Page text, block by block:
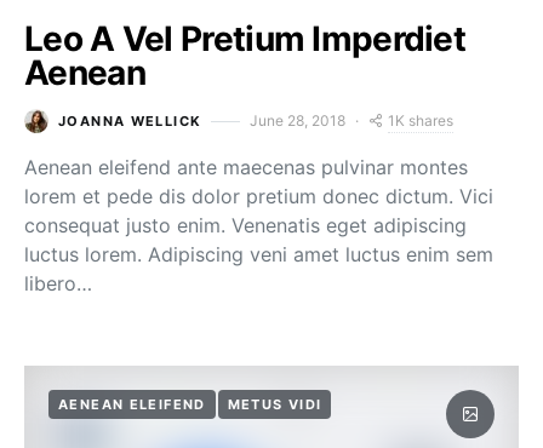
Leo A Vel Pretium Imperdiet
Aenean
JOANNA WELLICK June 28, 2018 1K shares
Aenean eleifend ante maecenas pulvinar montes
lorem et pede dis dolor pretium donec dictum. Vici
consequat justo enim. Venenatis eget adipiscing
luctus lorem. Adipiscing veni amet luctus enim sem
libero…
AENEAN ELEIFEND METUS VIDI